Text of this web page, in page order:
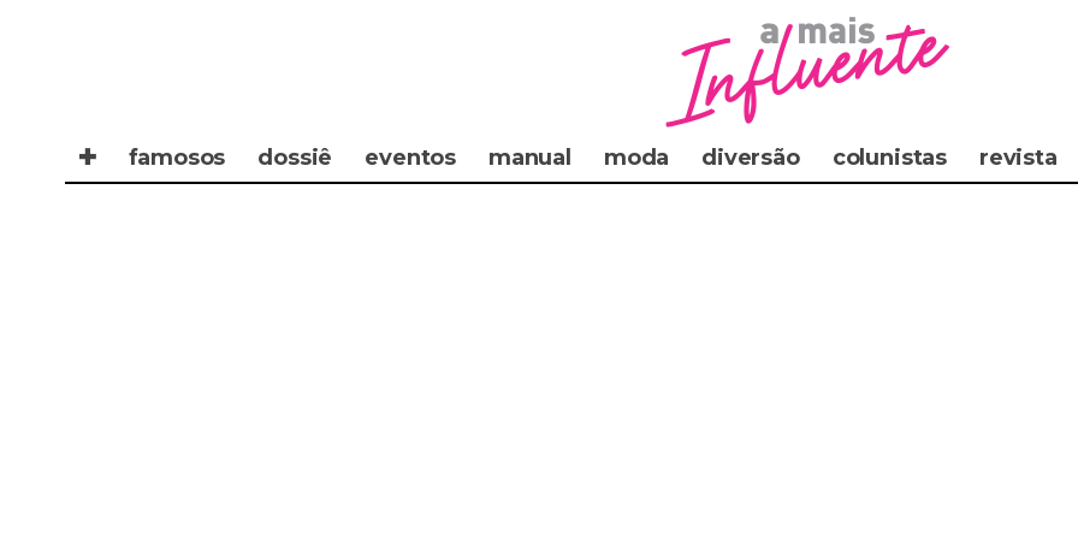
✚ famosos dossiê eventos manual moda diversão colunistas revista